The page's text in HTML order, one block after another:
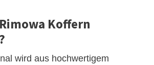
Koffern
wird aus hochwertigem